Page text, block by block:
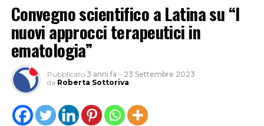
Convegno scientifico a Latina su “I
nuovi approcci terapeutici in
ematologia”
Pubblicato 3 anni fa – 23 Settembre 2023
da Roberta Sottoriva